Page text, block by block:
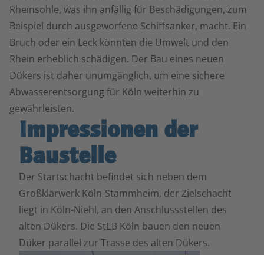
Rheinsohle, was ihn anfällig für Beschädigungen, zum
Beispiel durch ausgeworfene Schiffsanker, macht. Ein
Bruch oder ein Leck könnten die Umwelt und den
Rhein erheblich schädigen. Der Bau eines neuen
Dükers ist daher unumgänglich, um eine sichere
Abwasserentsorgung für Köln weiterhin zu
gewährleisten.
Impressionen der
Baustelle
Der Startschacht befindet sich neben dem
Großklärwerk Köln-Stammheim, der Zielschacht
liegt in Köln-Niehl, an den Anschlussstellen des
alten Dükers. Die StEB Köln bauen den neuen
Düker parallel zur Trasse des alten Dükers.